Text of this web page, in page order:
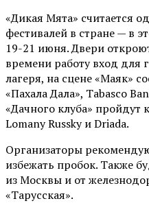
«Дикая Мята» считается
фестивалей в стране — в
19-21 июня. Двери
времени работу вход для
лагеря, на сцене «Маяк»
«Пахала Дала», Tabasco
«Дачного клуба»
Lomany Russky и Driada.
Организаторы
избежать пробок. Также
из Москвы и от
«Тарусская».